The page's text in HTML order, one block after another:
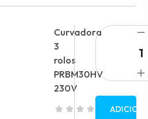
Curvadora
3
rolos
PRBM30HV
230V